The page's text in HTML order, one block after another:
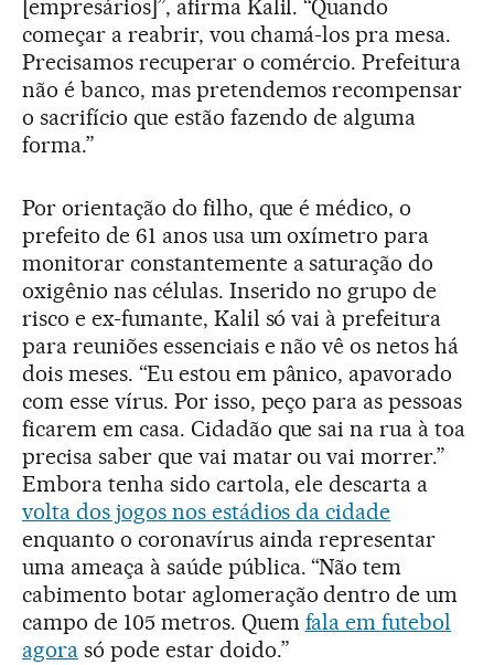
[empresários]”, afirma Kalil. “Quando
começar a reabrir, vou chamá-los pra mesa.
Precisamos recuperar o comércio. Prefeitura
não é banco, mas pretendemos recompensar
o sacrifício que estão fazendo de alguma
forma.”
Por orientação do filho, que é médico, o
prefeito de 61 anos usa um oxímetro para
monitorar constantemente a saturação do
oxigênio nas células. Inserido no grupo de
risco e ex-fumante, Kalil só vai à prefeitura
para reuniões essenciais e não vê os netos há
dois meses. “Eu estou em pânico, apavorado
com esse vírus. Por isso, peço para as pessoas
ficarem em casa. Cidadão que sai na rua à toa
precisa saber que vai matar ou vai morrer.”
Embora tenha sido cartola, ele descarta a
volta dos jogos nos estádios da cidade
enquanto o coronavírus ainda representar
uma ameaça à saúde pública. “Não tem
cabimento botar aglomeração dentro de um
campo de 105 metros. Quem fala em futebol
agorasó pode estar doido.”